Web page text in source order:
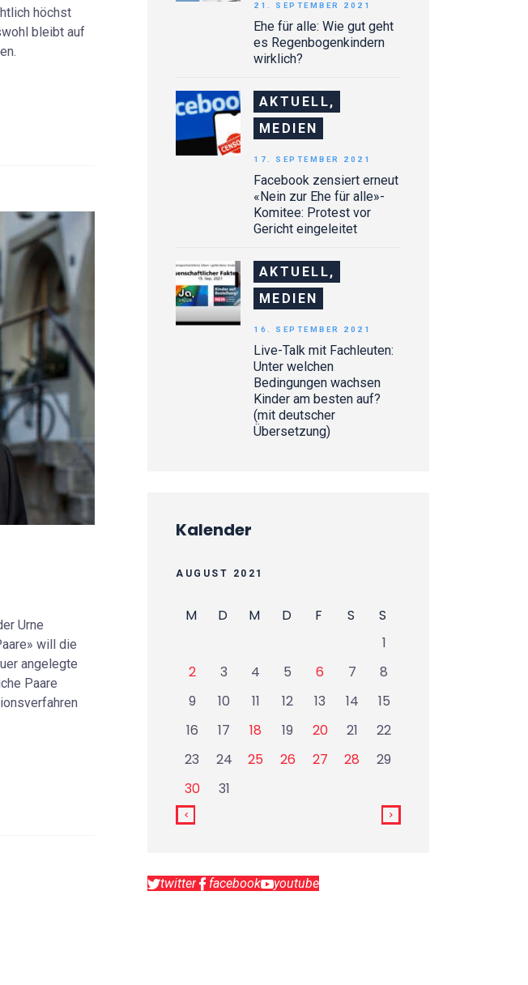
höchst
bleibt auf
Urne
will die
angelegte
Paare
Ehe für alle: Wie gut geht
es Regenbogenkindern
wirklich?
21. SEPTEMBER 2021
AKTUELL,
MEDIEN
Facebook zensiert erneut
«Nein zur Ehe für alle»-
Komitee: Protest vor
Gericht eingeleitet
17. SEPTEMBER 2021
AKTUELL,
MEDIEN
Live-Talk mit Fachleuten:
Unter welchen
Bedingungen wachsen
Kinder am besten auf?
(mit deutscher
Übersetzung)
16. SEPTEMBER 2021
Kalender
AUGUST 2021
M D M D F S
S
1
2
3 4 5 6 7
8
9
10 11 12 13 14
15
16
17 18 19 20 21
22
23
24 25 26 27 28
29
30
31
twitter facebook youtube